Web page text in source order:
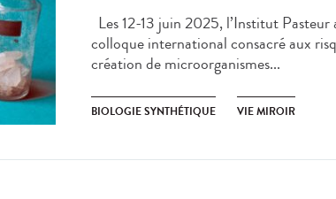
Les 12-13 juin 2025, l’Institut
colloque international consacré aux
création de microorganismes...
BIOLOGIE SYNTHÉTIQUE VIE MIROIR